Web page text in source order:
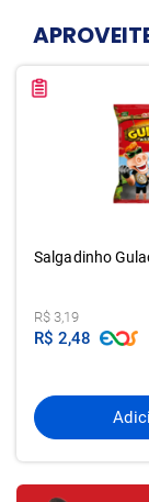
Salgadinho
R$ 3,19
R$ 2,48